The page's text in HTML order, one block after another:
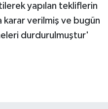
yapılan tekliflerin
karar verilmiş ve bugün
durdurulmuştur'